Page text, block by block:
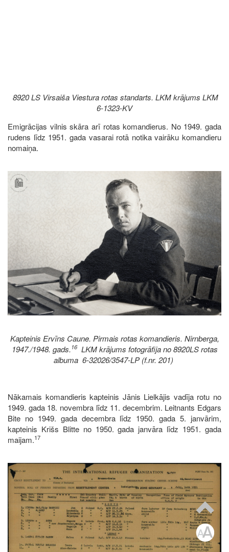
8920 LS Virsaiša Viestura rotas standarts. LKM krājums LKM
6-1323-KV
Emigrācijas vilnis skāra arī rotas komandierus. No 1949. gada
rudens līdz 1951. gada vasarai rotā notika vairāku komandieru
nomaiņa.
Image
Kapteinis Ervīns Caune. Pirmais rotas komandieris. Nirnberga,
1947./1948. gads.16LKM krājums fotogrāfija no 8920LS rotas
albuma 6-32026/3547-LP (f.nr. 201)
Nākamais komandieris kapteinis Jānis Lielkājis vadīja rotu no
1949. gada 18. novembra līdz 11. decembrim. Leitnants Edgars
Bite no 1949. gada decembra līdz 1950. gada 5. janvārim,
kapteinis Krišs Blitte no 1950. gada janvāra līdz 1951. gada
maijam.17
Image